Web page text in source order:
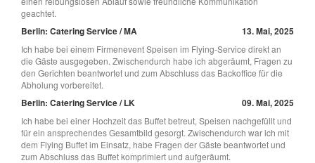
geachtet.
Berlin: Catering Service / MA 13. Mai, 2025
Ich habe bei einem Firmenevent Speisen im Flying-Service direkt an
die Gäste ausgegeben. Zwischendurch habe ich abgeräumt, Fragen zu
den Gerichten beantwortet und zum Abschluss das Backoffice für die
Abholung vorbereitet.
Berlin: Catering Service / LK 09. Mai, 2025
Ich habe bei einer Hochzeit das Buffet betreut, Speisen nachgefüllt und
für ein ansprechendes Gesamtbild gesorgt. Zwischendurch war ich mit
dem Flying Buffet im Einsatz, habe Fragen der Gäste beantwortet und
zum Abschluss das Buffet komprimiert und aufgeräumt.